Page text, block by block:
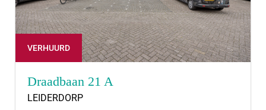
VERHUURD
Draadbaan 21 A
LEIDERDORP